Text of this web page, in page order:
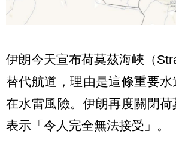
伊朗今天宣布荷莫茲海峽（
替代航道，理由是這條重要
在水雷風險。伊朗再度關閉
表示「令人完全無法接受」。